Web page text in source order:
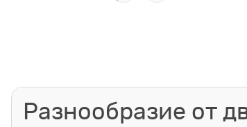
Разнообразие от